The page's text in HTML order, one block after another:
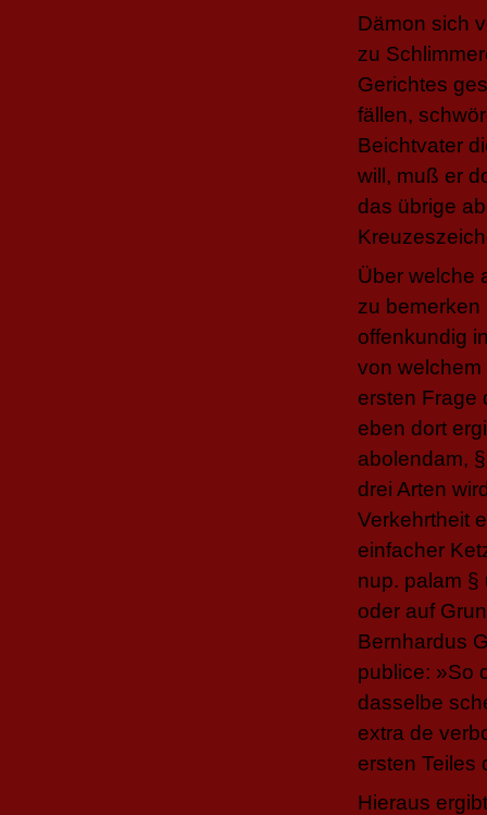
Dämon sich
zu
Gerichtes
fällen,
Beichtvater
will, muß er
das übrige
Über welche
zu
offenkundig
von
ersten Frage
eben dort
abolendam,
drei Arten
Verkehrtheit
einfacher
nup. palam
oder auf
Bernhardus
publice: »So
dasselbe
extra de
ersten Teiles
Hieraus